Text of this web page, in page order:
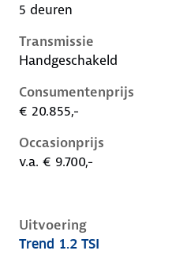
5 deuren
Transmissie
Handgeschakeld
Consumentenprijs
€ 20.855,-
Occasionprijs
v.a. € 9.700,-
Uitvoering
Volkswagen Golf vii, 1.2
Trend 1.2 TSI